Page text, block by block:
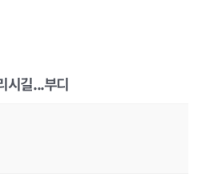
시길...부디